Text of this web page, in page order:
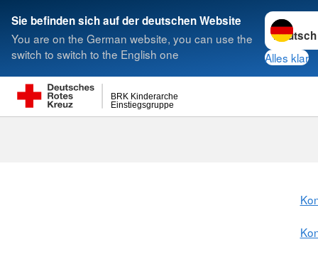
Sie befinden sich auf der deutschen Website
You are on the German website, you can use the
switch to switch to the English one
Sprache
Alles klar
Einstiegsgruppe
BRK Kinderarche
Suche